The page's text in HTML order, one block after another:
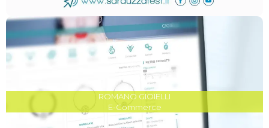
ROMANO GIOIELLI
E-Commerce